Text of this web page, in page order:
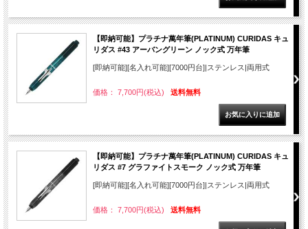
【即納可能】プラチナ萬年筆(PLATINUM) CURIDAS キュ
リダス #43 アーバングリーン ノック式 万年筆
[即納可能][名入れ可能][7000円台]|ステンレス|両用式
価格： 7,700円(税込) 送料無料
【即納可能】プラチナ萬年筆(PLATINUM) CURIDAS キュ
リダス #7 グラファイトスモーク ノック式 万年筆
[即納可能][名入れ可能][7000円台]|ステンレス|両用式
価格： 7,700円(税込) 送料無料